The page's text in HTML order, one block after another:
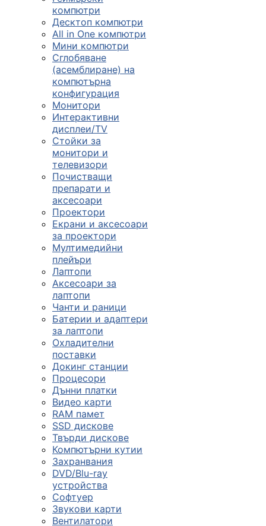
компютри
Десктоп компютри
All in One компютри
Мини компютри
Сглобяване
(асемблиране) на
компютърна
конфигурация
Монитори
Интерактивни
дисплеи/TV
Стойки за
монитори и
телевизори
Почистващи
препарати и
аксесоари
Проектори
Екрани и аксесоари
за проектори
Мултимедийни
плейъри
Лаптопи
Аксесоари за
лаптопи
Чанти и раници
Батерии и адаптери
за лаптопи
Охладителни
поставки
Докинг станции
Процесори
Дънни платки
Видео карти
RAM памет
SSD дискове
Твърди дискове
Компютърни кутии
Захранвания
DVD/Blu-ray
устройства
Софтуер
Звукови карти
Вентилатори